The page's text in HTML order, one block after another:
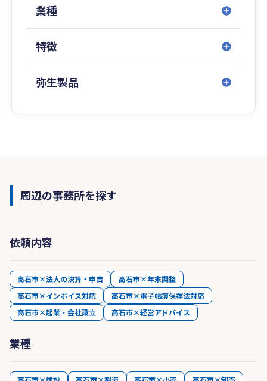
４．舛行税理士事務所は相続税の申告実績も多
業種
特徴
弥生製品
周辺の事務所を探す
依頼内容
高石市×法人の決算・申告
高石市×年末調整
高石市×インボイス対応
高石市×電子帳簿保存法対応
高石市×起業・会社設立
高石市×経営アドバイス
業種